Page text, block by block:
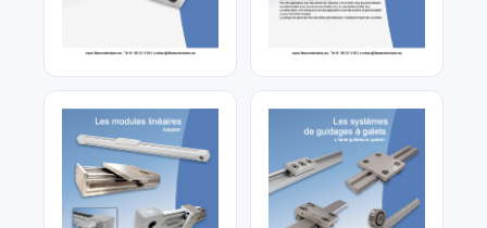
entrainement